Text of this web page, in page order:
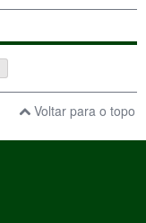
Voltar para o topo